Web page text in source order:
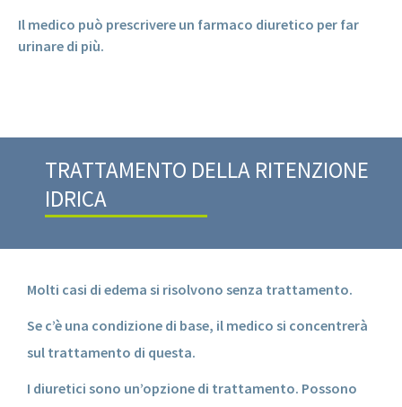
Il medico può prescrivere un farmaco diuretico per far
urinare di più.
TRATTAMENTO DELLA RITENZIONE
IDRICA
Molti casi di edema si risolvono senza trattamento.
Se c’è una condizione di base, il medico si concentrerà
sul trattamento di questa.
I diuretici sono un’opzione di trattamento. Possono